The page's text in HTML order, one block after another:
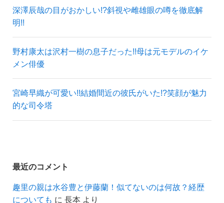
深澤辰哉の目がおかしい!?斜視や雌雄眼の噂を徹底解
明!!
野村康太は沢村一樹の息子だった!!母は元モデルのイケ
メン俳優
宮崎早織が可愛い!!結婚間近の彼氏がいた!?笑顔が魅力
的な司令塔
最近のコメント
趣里の親は水谷豊と伊藤蘭！似てないのは何故？経歴
についても に 長本 より